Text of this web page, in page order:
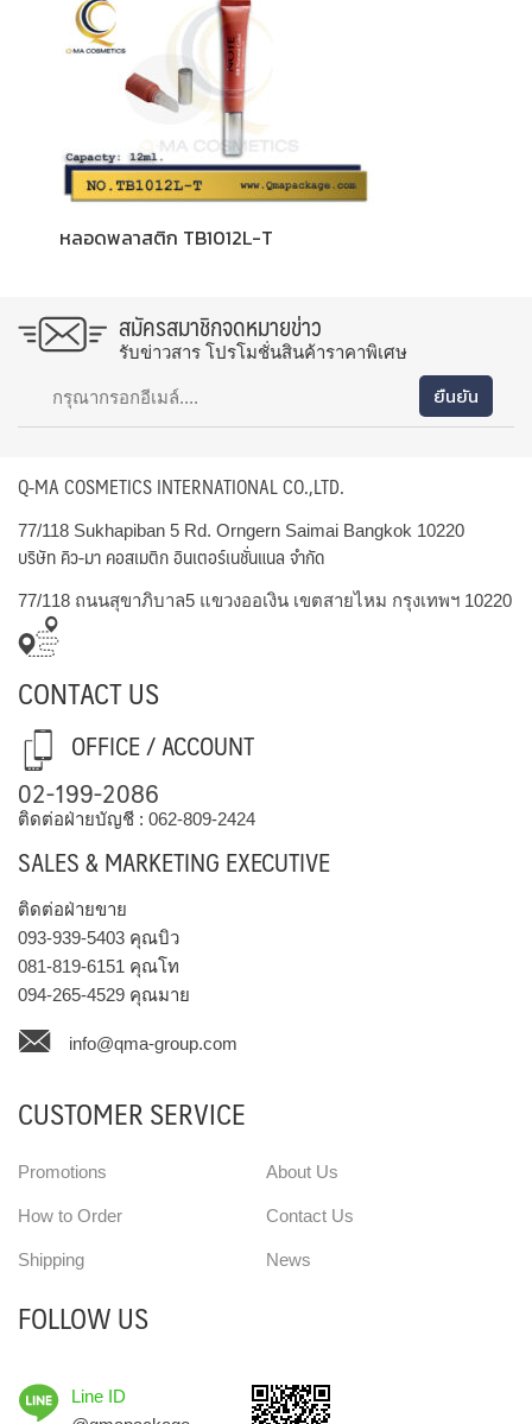
หลอดพลาสติก TB1012L-T
สมัครสมาชิกจดหมายข่าว
รับข่าวสาร โปรโมชั่นสินค้าราคาพิเศษ
Q-MA COSMETICS INTERNATIONAL CO.,LTD.
77/118 Sukhapiban 5 Rd. Orngern Saimai Bangkok 10220
บริษัท คิว-มา คอสเมติก อินเตอร์เนชั่นแนล จำกัด
77/118 ถนนสุขาภิบาล5 แขวงออเงิน เขตสายไหม กรุงเทพฯ 10220
CONTACT US
OFFICE / ACCOUNT
02-199-2086
ติดต่อฝ่ายบัญชี : 062-809-2424
SALES & MARKETING EXECUTIVE
ติดต่อฝ่ายขาย
093-939-5403 คุณบิว
081-819-6151 คุณโท
094-265-4529 คุณมาย
info@qma-group.com
CUSTOMER SERVICE
Promotions
How to Order
Shipping
About Us
Contact Us
News
FOLLOW US
Line ID